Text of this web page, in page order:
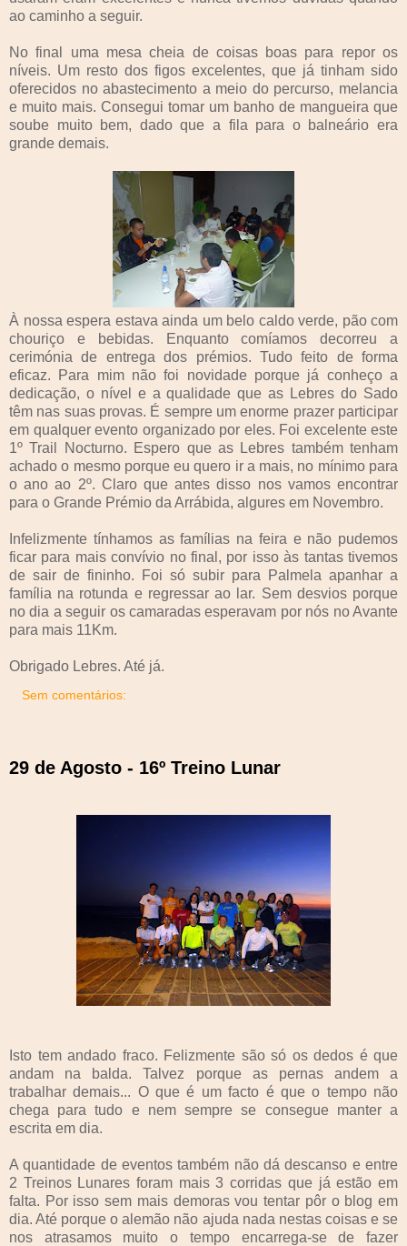
ao caminho a seguir.
No final uma mesa cheia de coisas boas para repor os
níveis. Um resto dos figos excelentes, que já tinham sido
oferecidos no abastecimento a meio do percurso, melancia
e muito mais. Consegui tomar um banho de mangueira que
soube muito bem, dado que a fila para o balneário era
grande demais.
À nossa espera estava ainda um belo caldo verde, pão com
chouriço e bebidas. Enquanto comíamos decorreu a
cerimónia de entrega dos prémios. Tudo feito de forma
eficaz. Para mim não foi novidade porque já conheço a
dedicação, o nível e a qualidade que as Lebres do Sado
têm nas suas provas. É sempre um enorme prazer participar
em qualquer evento organizado por eles. Foi excelente este
1º Trail Nocturno. Espero que as Lebres também tenham
achado o mesmo porque eu quero ir a mais, no mínimo para
o ano ao 2º. Claro que antes disso nos vamos encontrar
para o Grande Prémio da Arrábida, algures em Novembro.
Infelizmente tínhamos as famílias na feira e não pudemos
ficar para mais convívio no final, por isso às tantas tivemos
de sair de fininho. Foi só subir para Palmela apanhar a
família na rotunda e regressar ao lar. Sem desvios porque
no dia a seguir os camaradas esperavam por nós no Avante
para mais 11Km.
Obrigado Lebres. Até já.
Sem comentários:
29 de Agosto - 16º Treino Lunar
Isto tem andado fraco. Felizmente são só os dedos é que
andam na balda. Talvez porque as pernas andem a
trabalhar demais... O que é um facto é que o tempo não
chega para tudo e nem sempre se consegue manter a
escrita em dia.
A quantidade de eventos também não dá descanso e entre
2 Treinos Lunares foram mais 3 corridas que já estão em
falta. Por isso sem mais demoras vou tentar pôr o blog em
dia. Até porque o alemão não ajuda nada nestas coisas e se
nos atrasamos muito o tempo encarrega-se de fazer